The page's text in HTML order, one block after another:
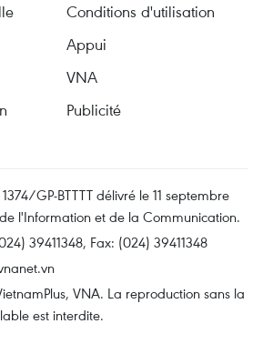
Conditions d'utilisation
Appui
VNA
Publicité
GP-BTTTT délivré le 11 septembre
l'Information et de la Communication.
39411348, Fax: (024) 39411348
VNA. La reproduction sans la
est interdite.